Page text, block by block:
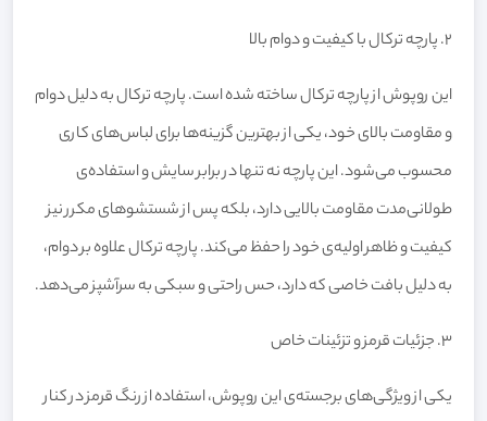
2. پارچه ترکال با کیفیت و دوام بالا
این روپوش از پارچه ترکال ساخته شده است. پارچه ترکال به دلیل دوام
و مقاومت بالای خود، یکی از بهترین گزینه‌ها برای لباس‌های کاری
محسوب می‌شود. این پارچه نه تنها در برابر سایش و استفاده‌ی
طولانی‌مدت مقاومت بالایی دارد، بلکه پس از شستشوهای مکرر نیز
کیفیت و ظاهر اولیه‌ی خود را حفظ می‌کند. پارچه ترکال علاوه بر دوام،
به دلیل بافت خاصی که دارد، حس راحتی و سبکی به سرآشپز می‌دهد.
3. جزئیات قرمز و تزئینات خاص
یکی از ویژگی‌های برجسته‌ی این روپوش، استفاده از رنگ قرمز در کنار